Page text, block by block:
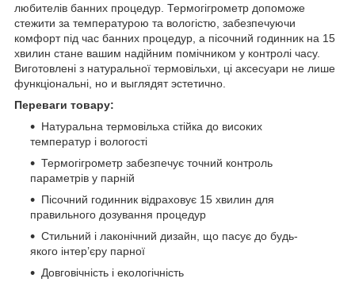
любителів банних процедур. Термогігрометр допоможе
стежити за температурою та вологістю, забезпечуючи
комфорт під час банних процедур, а пісочний годинник на 15
хвилин стане вашим надійним помічником у контролі часу.
Виготовлені з натуральної термовільхи, ці аксесуари не лише
функціональні, но и выглядят эстетично.
Переваги товару:
Натуральна термовільха стійка до високих
температур і вологості
Термогігрометр забезпечує точний контроль
параметрів у парній
Пісочний годинник відраховує 15 хвилин для
правильного дозування процедур
Стильний і лаконічний дизайн, що пасує до будь-
якого інтер’єру парної
Довговічність і екологічність